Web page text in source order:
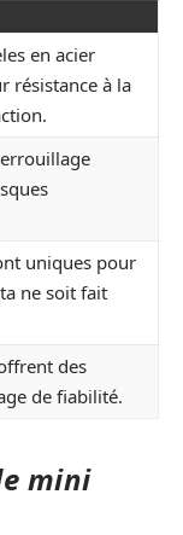
en acier
résistance à la
uniques pour
ne soit fait
des
de fiabilité.
mini